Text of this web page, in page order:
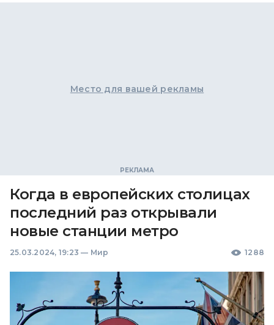
Место для вашей рекламы
Когда в европейских столицах
последний раз открывали
новые станции метро
25.03.2024, 19:23 — Мир 1288